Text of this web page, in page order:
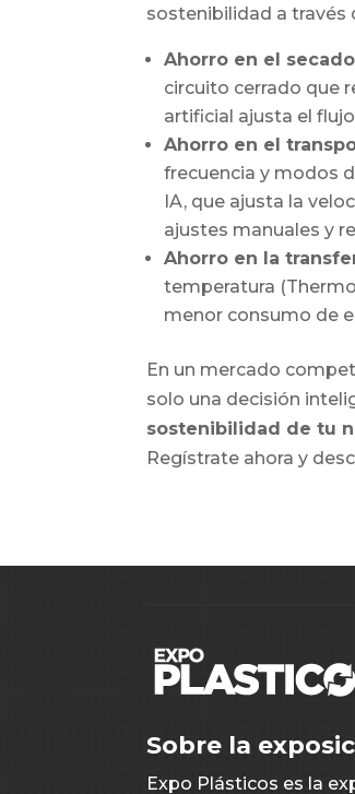
sostenibilidad a través
Ahorro en el
circuito cerrado que
artificial ajusta el
Ahorro en el
frecuencia y modos
IA, que ajusta la
ajustes manuales y
Ahorro en la
temperatura
menor consumo de
En un mercado
solo una decisión
sostenibilidad de tu
Regístrate ahora y
Sobre la
Expo Plásticos es la